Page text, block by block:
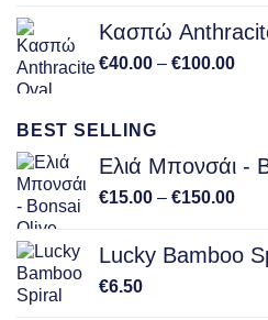
Κασπώ
€40.00 – €100.00Price
BEST SELLING
Ελιά Μπονσάι -
€15.00 – €150.00Price
Lucky Bamboo
€6.50